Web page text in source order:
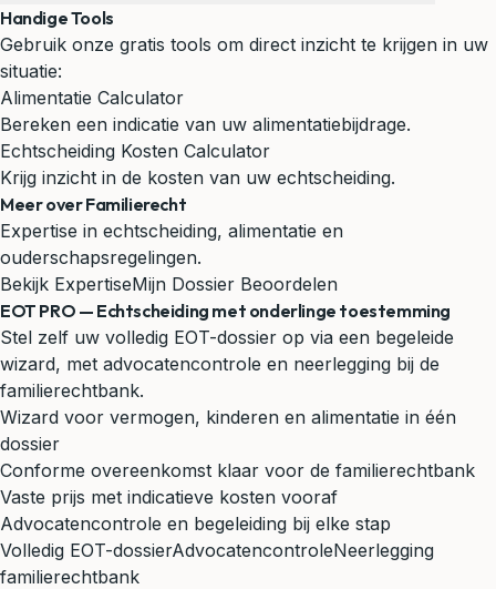
Handige Tools
Gebruik onze gratis tools om direct inzicht te krijgen in uw
situatie:
Alimentatie Calculator
Bereken een indicatie van uw alimentatiebijdrage.
Echtscheiding Kosten Calculator
Krijg inzicht in de kosten van uw echtscheiding.
Meer over Familierecht
Expertise in echtscheiding, alimentatie en
ouderschapsregelingen.
Bekijk ExpertiseMijn Dossier Beoordelen
EOT PRO — Echtscheiding met onderlinge toestemming
Stel zelf uw volledig EOT-dossier op via een begeleide
wizard, met advocatencontrole en neerlegging bij de
familierechtbank.
Wizard voor vermogen, kinderen en alimentatie in één
dossier
Conforme overeenkomst klaar voor de familierechtbank
Vaste prijs met indicatieve kosten vooraf
Advocatencontrole en begeleiding bij elke stap
Volledig EOT-dossierAdvocatencontroleNeerlegging
familierechtbank